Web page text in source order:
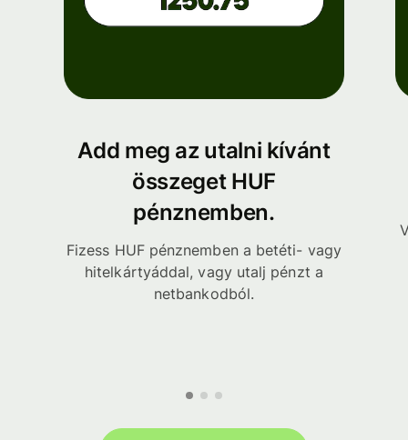
Add meg az utalni kívánt
összeget HUF
pénznemben.
Fizess HUF pénznemben a betéti- vagy
hitelkártyáddal, vagy utalj pénzt a
netbankodból.